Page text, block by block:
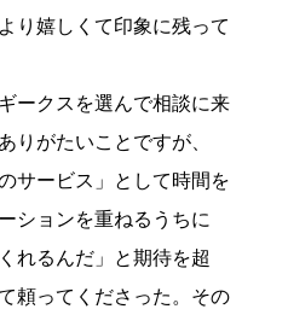
り嬉しくて印象に残って
ークスを選んで相談に来
りがたいことですが、
サービス」として時間を
ションを重ねるうちに
れるんだ」と期待を超
頼ってくださった。その